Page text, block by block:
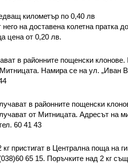
километър по 0,40 лв
него на доставена колетна пратка
цена от 0,20 лв.
в районните пощенски клонове.
Митницата. Намира се на ул. „Иван
в районните пощенски
от Митницата. Адресът на
60 41 43
пристигат в Централна поща на
65 15. Поръчките над 2 кг